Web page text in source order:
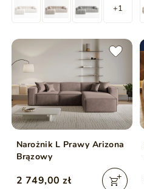
+1
Narożnik L Prawy Arizona
Brązowy
2 749,00 zł